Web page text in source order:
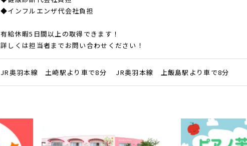
◆インフルエンザ代会社負担
有給休暇5日間以上の取得できます！
詳しくは担当者までお問い合わせください！
JR奥羽本線 土崎駅より車で8分 JR奥羽本線 上飯島駅より車で8分